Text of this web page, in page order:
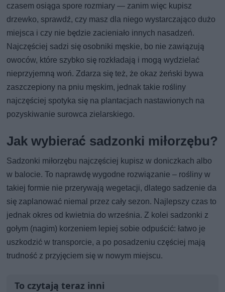
czasem osiąga spore rozmiary — zanim więc kupisz
drzewko, sprawdź, czy masz dla niego wystarczająco dużo
miejsca i czy nie będzie zacieniało innych nasadzeń.
Najczęściej sadzi się osobniki męskie, bo nie zawiązują
owoców, które szybko się rozkładają i mogą wydzielać
nieprzyjemną woń. Zdarza się też, że okaz żeński bywa
zaszczepiony na pniu męskim, jednak takie rośliny
najczęściej spotyka się na plantacjach nastawionych na
pozyskiwanie surowca zielarskiego.
Jak wybierać sadzonki miłorzębu?
Sadzonki miłorzębu najczęściej kupisz w doniczkach albo
w balocie. To naprawdę wygodne rozwiązanie – rośliny w
takiej formie nie przerywają wegetacji, dlatego sadzenie da
się zaplanować niemal przez cały sezon. Najlepszy czas to
jednak okres od kwietnia do września. Z kolei sadzonki z
gołym (nagim) korzeniem lepiej sobie odpuścić: łatwo je
uszkodzić w transporcie, a po posadzeniu częściej mają
trudność z przyjęciem się w nowym miejscu.
To czytają teraz inni